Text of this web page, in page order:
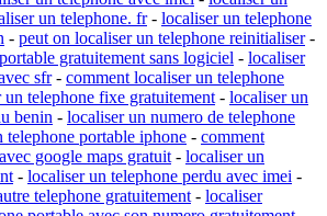
un telephone. fr- localiser un telephone
- peut on localiser un telephone reinitialiser-
gratuitement sans logiciel - localiser
sfr- comment localiser un telephone
un telephone fixe gratuitement - localiser un
benin - localiser un numero de telephone
telephone portable iphone - comment
google maps gratuit - localiser un
- localiser un telephone perdu avec imei -
telephone gratuitement - localiser